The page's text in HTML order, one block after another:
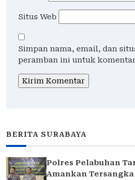
Situs Web
Simpan nama, email, dan
peramban ini untuk
BERITA SURABAYA
Polres Pelabuhan
Amankan